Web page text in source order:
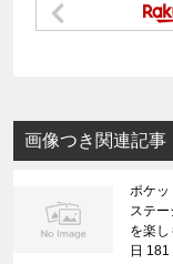
画像つき関連記事
ポケッ
ステ
を楽し
日